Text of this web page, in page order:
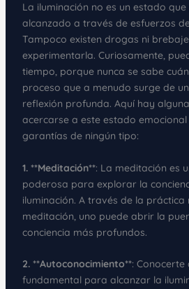
La iluminación no es un estado
alcanzado a través de esfuerzos
Tampoco existen drogas ni
experimentarla. Curiosamente,
tiempo, porque nunca se sabe
proceso que a menudo surge de
reflexión profunda. Aquí hay
acercarse a este estado
garantías de ningún tipo:
1. **Meditación**: La meditación es
poderosa para explorar la
iluminación. A través de la práctica
meditación, uno puede abrir la
conciencia más profundos.
2. **Autoconocimiento**: Conocerte
fundamental para alcanzar la